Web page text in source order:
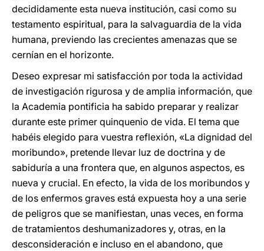
decididamente esta nueva institución, casi como su
testamento espiritual, para la salvaguardia de la vida
humana, previendo las crecientes amenazas que se
cernían en el horizonte.
Deseo expresar mi satisfacción por toda la actividad
de investigación rigurosa y de amplia información, que
la Academia pontificia ha sabido preparar y realizar
durante este primer quinquenio de vida. El tema que
habéis elegido para vuestra reflexión, «La dignidad del
moribundo», pretende llevar luz de doctrina y de
sabiduría a una frontera que, en algunos aspectos, es
nueva y crucial. En efecto, la vida de los moribundos y
de los enfermos graves está expuesta hoy a una serie
de peligros que se manifiestan, unas veces, en forma
de tratamientos deshumanizadores y, otras, en la
desconsideración e incluso en el abandono, que